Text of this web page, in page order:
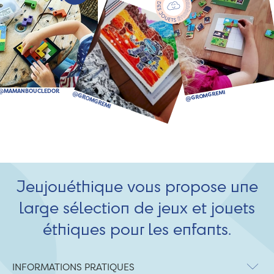
Jeujouéthique vous propose une
large sélection de jeux et jouets
éthiques pour les enfants.
INFORMATIONS PRATIQUES